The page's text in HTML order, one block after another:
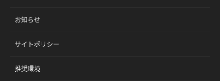
お知らせ
サイトポリシー
推奨環境